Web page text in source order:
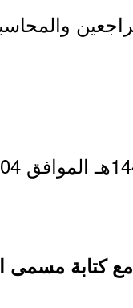
مع كتابة مسمى